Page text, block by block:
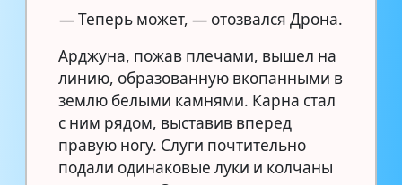
— Теперь может, — отозвался Дрона.
Арджуна, пожав плечами, вышел на
линию, образованную вкопанными в
землю белыми камнями. Карна стал
с ним рядом, выставив вперед
правую ногу. Слуги почтительно
подали одинаковые луки и колчаны